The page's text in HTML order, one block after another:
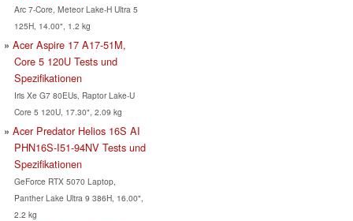
Arc 7-Core, Meteor Lake-H Ultra 5
125H, 14.00", 1.2 kg
Acer Aspire 17 A17-51M,
Core 5 120U Tests und
Spezifikationen
Iris Xe G7 80EUs, Raptor Lake-U
Core 5 120U, 17.30", 2.09 kg
Acer Predator Helios 16S AI
PHN16S-I51-94NV Tests und
Spezifikationen
GeForce RTX 5070 Laptop,
Panther Lake Ultra 9 386H, 16.00",
2.2 kg